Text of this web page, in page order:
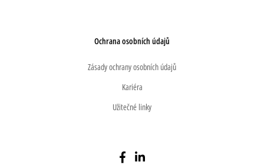
Ochrana osobních údajů
Zásady ochrany osobních údajů
Kariéra
Užitečné linky